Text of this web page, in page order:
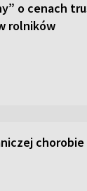
o cenach
rolników
chorobie